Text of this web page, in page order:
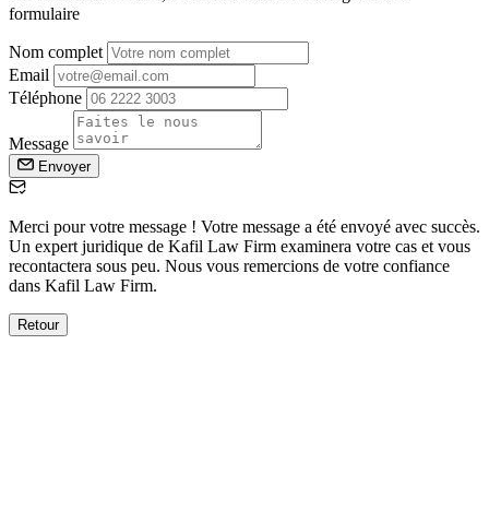
formulaire
Nom complet
Email
Téléphone
Message
Envoyer
Merci pour votre message ! Votre message a été envoyé avec succès.
Un expert juridique de Kafil Law Firm examinera votre cas et vous
recontactera sous peu. Nous vous remercions de votre confiance
dans Kafil Law Firm.
Retour